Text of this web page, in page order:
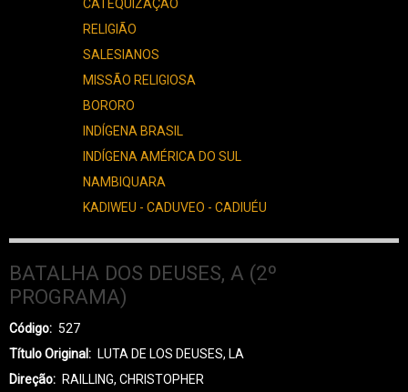
CATEQUIZAÇÃO
RELIGIÃO
SALESIANOS
MISSÃO RELIGIOSA
BORORO
INDÍGENA BRASIL
INDÍGENA AMÉRICA DO SUL
NAMBIQUARA
KADIWEU - CADUVEO - CADIUÉU
BATALHA DOS DEUSES, A (2º
PROGRAMA)
Código
527
Título Original
LUTA DE LOS DEUSES, LA
Direção
RAILLING, CHRISTOPHER